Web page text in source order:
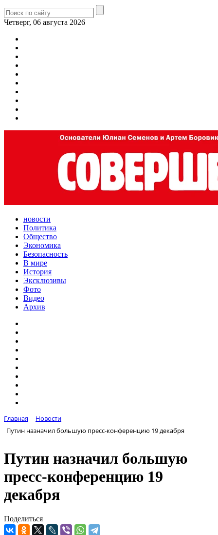
Четверг, 06 августа 2026
новости
Политика
Общество
Экономика
Безопасность
В мире
История
Эксклюзивы
Фото
Видео
Архив
Главная
Новости
Путин назначил большую пресс-конференцию 19 декабря
Путин назначил большую
пресс-конференцию 19
декабря
Поделиться